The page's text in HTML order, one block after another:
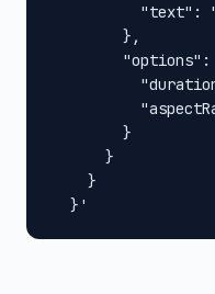
"text":
        },
"options":
        }
      }
    }
  }'